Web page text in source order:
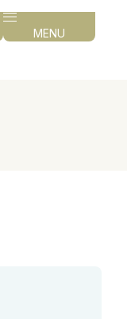
MENU